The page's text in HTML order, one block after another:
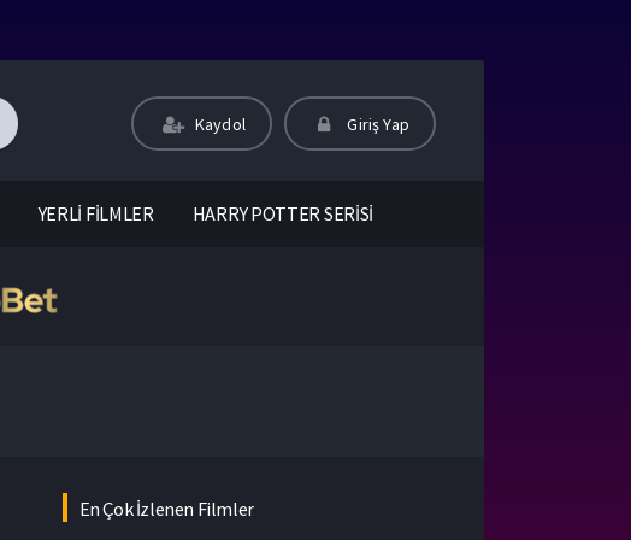
Kaydol Giriş Yap
YERLİ FİLMLER HARRY POTTER SERİSİ
En Çok İzlenen Filmler